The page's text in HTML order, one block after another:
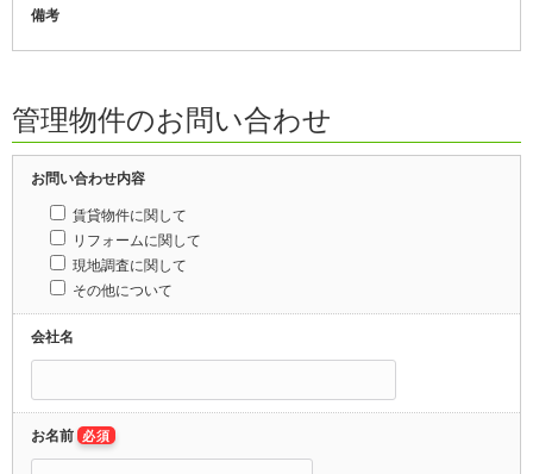
備考
管理物件のお問い合わせ
お問い合わせ内容
賃貸物件に関して
リフォームに関して
現地調査に関して
その他について
会社名
お名前 必須